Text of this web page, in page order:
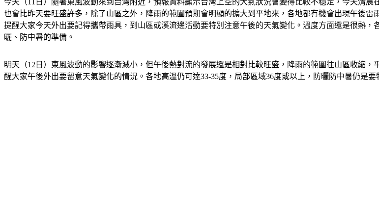
也會比昨天要旺盛許多，除了山區之外，降雨的範圍預期會明顯的擴大到平地來，各地都有機會出現午後
提醒大家今天外出要記得攜帶雨具，到山區或溪流邊活動要特別注意午後的天氣變化。溫度方面還是很熱
曬、防中暑的準備。
明天（12日）東風波動的影響逐漸減小，但午後熱對流的發展還是相對比較旺盛，降雨的範圍往山區收縮
醒大家午後外出要留意天氣變化的情況。各地高溫仍可達33-35度，局部區域36度或以上，防曬防中暑仍是要